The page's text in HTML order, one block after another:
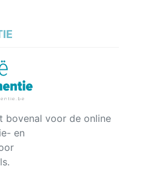
bovenal voor de online
en